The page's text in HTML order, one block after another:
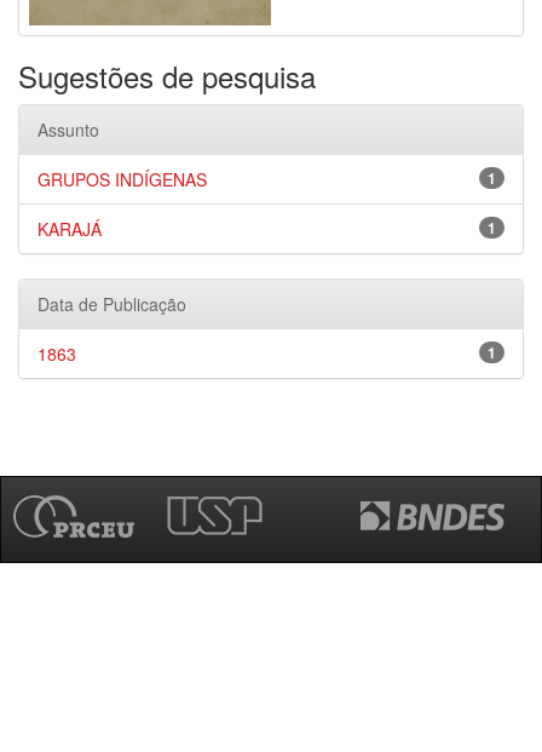
Sugestões de pesquisa
Assunto
1
GRUPOS INDÍGENAS
1
KARAJÁ
Data de Publicação
1
1863